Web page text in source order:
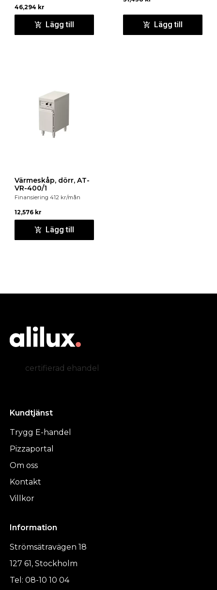
46,294 kr
Lägg till Lägg till
Värmeskåp, dörr, AT-
VR-400/1
Finansiering 412 kr/mån
12,576 kr
Lägg till
certifierad ehandel
Kundtjänst
Trygg E-handel
Pizzaportal
Om oss
Kontakt
Villkor
Information
Strömsätravägen 18
127 61, Stockholm
Tel: 08-10 10 04